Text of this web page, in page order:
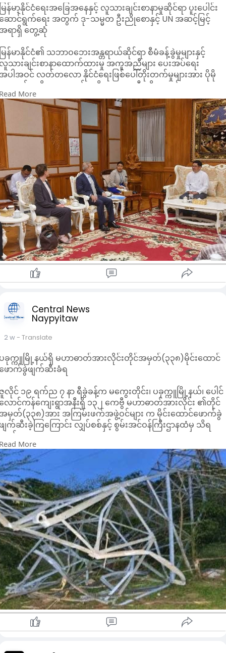
ြည့်ရှုခဲ့ ကြောင်း သိရသည်။
ပိုင်းတွင် ဖလမ်းမြို့ မီးလင်းနေမှု အခြေအနေများကို လှည့်လည်
ြည့်ရှုကြပြီး မြို့၏ အဓိက နေရာများ၊ လမ်းဆုံ လမ်းခွ နေရာများ
င့် ပြည်သူ့ဝန်ဆောင်မှုရုံး ဌာနများတွင် ဆိုလာမီးများကို ဦးစားပေး
လိုက်တပ်ဆင်သွားရန် ဒုတိယဝန်ကြီးဉီးမျိုးမြင့်က တာဝန်ရှိသူများ
ား မှာကြားခဲ့သည်။
ြန်မာ့နိုင်ငံရေးအခြေအနေနှင့် လူသားချင်းစာနာမှုဆိုင်ရာ ပူးပေါင်း
ောင်ရွက်ရေး အတွက် ဒု-သမ္မတ ဦးညိုစောနှင့် UN အဆင့်မြင့်
ရာရှိ တွေ့ဆုံ
ြန်မာနိုင်ငံ၏ သဘာဝဘေးအန္တရာယ်ဆိုင်ရာ စီမံခန့်ခွဲမှုများနှင့်
သားချင်းစာနာထောက်ထားမှု အကူအညီများ ပေးအပ်ရေး
ပါအဝင် လတ်တလော နိုင်ငံရေးဖြစ်ပေါ်တိုးတက်မှုများအား ပိုမို
ားလည်မှုရရှိရေးအတွက် ဒုတိယသမ္မတ ဦးညိုစောနှင့် ကုလသမဂ္ဂ
ယာယီလက်ထောက်အတွင်းရေးမှူးချုပ် H.E. Mr. Indrika
တို့ ယနေ့ ဇူလိုင်လ ၂၀ ရက်နေ့တွင် တွေ့ဆုံဆွေးနွေးခဲ့ကြ
ြောင်း သိရသည်။
ေ့ဆုံဆွေးနွေးပွဲအတွင်း နှစ်ဖက်ကိုယ်စားလှယ်များသည် ငလျင်
ေးအလွန် ပြန်လည်ထူထောင်ရေးလုပ်ငန်းများ ဆောင်ရွက်ထားရှိမှု
ခြေအနေများကို ရင်းနှီးပွင့်လင်းစွာ အမြင်ချင်းဖလှယ်ခဲ့ကြပြီး၊
ြည်သူများထံ လူသားချင်းစာနာမှု အကူအညီများ ပိုမိုထိရောက်စွာ
ေးအပ်နိုင်ရေးအတွက် ပူးပေါင်းဆောင်ရွက်နိုင်မည့် အလားအလာ
ျားကို ညှိနှိုင်းခဲ့ကြသည်။
ပြင် အစိုးရ၏ လူသားချင်းစာနာမှု ကူညီထောက်ပံ့ရေးဆိုင်ရာ
ြိုးပမ်းဆောင်ရွက်ချက်များအပြင် ၂၀၂၅ ခုနှစ် ပါတီစုံဒီမိုကရေစီ
ထွေထွေရွေးကောက်ပွဲကြီးအား ပွင့်လင်းမြင်သာစွာဖြင့် အောင်မြင်
ာ ကျင်းပနိုင်ခဲ့မှုအပေါ် နောက်ဆက်တွဲ ဖြစ်ပေါ်တိုးတက်လာသည့်
င်ငံရေးဖြစ်စဉ်များကိုပါ အကျယ်တဝင့် ထည့်သွင်းဆွေးနွေးခဲ့ကြ
ြောင်း သတင်းရရှိသည်။
More
Central News
Naypyitaw
2 w- Translate
ခုက္ကူမြို့နယ်ရှိ မဟာဓာတ်အားလိုင်းတိုင်အမှတ်(၃၃၈)မိုင်းထောင်
ောက်ခွဲဖျက်ဆီးခံရ
လိုင် ၁၉ ရက်ည ၇ နာ ရီခွဲခန့်က မကွေးတိုင်း၊ ပခုက္ကူမြို့နယ်၊ ပေါင်
ောင်ကန်ကျေးရွာအနီးရှိ ၁၃၂ ကေဗွီ မဟာဓာတ်အားလိုင်း ၏တိုင်
မှတ်(၃၃၈)အား အကြမ်းဖက်အဖွဲ့ဝင်များ က မိုင်းထောင်ဖောက်ခွဲ
ျက်ဆီးခဲ့ကြကြောင်း လျှပ်စစ်နှင့် စွမ်းအင်ဝန်ကြီးဌာနထံမှ သိရ
ည်။
သို့ ဖျက်ဆီးခံရမှုကြောင့် ပခုက္ကူ၊ ရေစကြို၊ မြိုင်နှင့် ကမ္မမြို့များ
သွယ်တန်းထားသည့် လျှပ်စစ်မီးလိုင်းများပြတ်တောက်သွားခဲ့ကာ
ကွေးတိုင်းရှိ ၁၃၂ ကေဗွီဓာတ်အားပေးကွန်ရက်စနစ်အတွင်း
ာတ်အားတည် ငြိမ်မှုထိခိုက်ခဲ့၍ တိုင်းအတွင်းမှ အခြားမြို့၊ ရွာများ
င်ပါ ဗို့အားကျဆင်းခြင်း၊ ရံဖန်ရံခါဓာတ်အားပြတ်တောက်ခြင်းမျာ
ြစ်ပေါ်လျက်ရှိကြောင်း သိရသည်။
က်ရှိအချိန်၌ ပျက်စီးသွားသော တာဝါတိုင် ၃၃၈ ကို လုံခြုံရေးအဖွဲ့
ျားနှင့်အတူ မြို့နယ်လျှပ်စစ်အင်ဂျင်နီ ယာရုံးမှဝန်ထမ်းများနှင့်
ာဝန်ရှိသူများက အမြန်ဆုံးပြန်လည်ပြုပြင်နိုင်ရေးအတွက်
ောင်ရွက်လျက်ရှိကြောင်း သိရသည်။
More